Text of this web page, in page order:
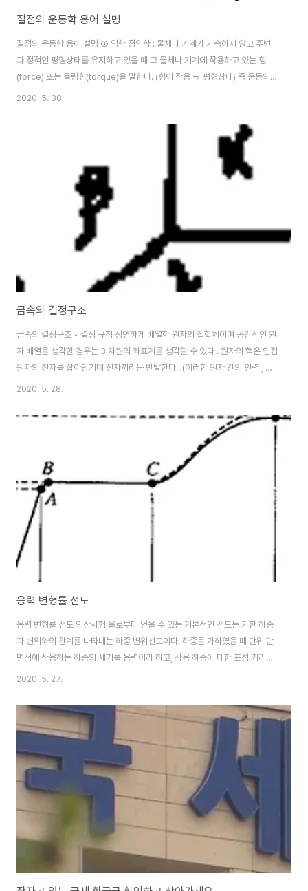
질점의 운동학 용어 설명
질점의 운동학 용어 설명 ① 역학 정역학 : 물체나 기계가 가속하지 않고 주변
과 정적인 평형상태를 유지하고 있을 때 그 물체나 기계에 작용하고 있는 힘
(force) 또는 돌림힘(torque)을 말한다. (힘이 작용 ⇒ 평형상태) 즉 운동의
일정 상태 (운동이 없는 상태 + 일정한 속도로 움직이는 상태)에 있는 시스템을
계의 운동에 초래하는 결과를 다루는 역학 즉 가속 상태에 있는 시스템을 다루
는 역학 (힘이 작용 ⇒ 운동) ② 동역학 운동학 : 힘은 고려하지 않고 순수 운동
에 대한 기하학적 관점만 다룸 (입자나 물체 또는 다수의 물체가 모여 이루어진
계의 운동을 다루는 역학) *운동학은 운동의 양상만을 다루고 운동이 일어나..
2020. 5. 30.
금속의 결정구조
금속의 결정구조 • 결정 규칙 정연하게 배열한 원자의 집합체이며 공간적인 원
자 배열을 생각할 경우는 3 차원의 좌표계를 생각할 수 있다 . 원자의 핵은 인접
원자의 전자를 잡아당기며 전자끼리는 반발한다 . (이러한 원자 간의 인력 , 반
발력은 고체물질의 강도 , 경도의 기초됨) 결정격자 (3 차원 좌표 ) 입방격자 a
화합물 제외 )의 단위 결정격자 • 정질 결정립의 결정의 배열이 일정한 것 • 비
정질 결정립의 결정의 배열이 일정하지 않는 것 • 결정질 고체의 여러 성질 재
료 내의 원자 이온 분자의 배열 방식 즉 결정구조에 의해 결정된다 . (1) 면심 입
방격자 (F. C. C) (2) 체심 입방격자 (B..
2020. 5. 28.
응력 변형률 선도
응력 변형률 선도 인장시험 을로부터 얻을 수 있는 기본적인 선도는 가한 하중
과 변위와의 관계를 나타내는 하중 변위선도이다. 하중을 가하였을 때 단위 단
면적에 작용하는 하중의 세기를 응력이라 하고, 작용 하중에 대한 표점 거리의
변화량을 표점거리로 나눈 값을 변형률이라 한다. 따라서 하중 변위선도에 하
를 얻을 수 있다 -탄성한계 비례한도 전후에서 가했던 하중을 제거했을 때 변형
이 없어지고 완전히 원상 회복되는 탄성변형의 최대 응력을 말한다. -탄성계수
비례한도 전후에서 가했던 하중을 제거했을 때 변형이 없어지고 완전히 원상
회복되는 탄성변형의 최대 응력을 말한다. 응력과 변형률의 비는 비례 한계 내
에서는 일정하다. 이 일정한 관계를 ..
2020. 5. 27.